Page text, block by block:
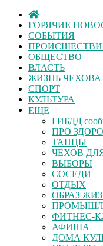
ГОРЯЧИЕ
СОБЫТИЯ
ОБЩЕСТВО
ВЛАСТЬ
ЖИЗНЬ ЧЕХОВА
СПОРТ
КУЛЬТУРА
ЕЩЕ
ГИБДД
ПРО
ТАНЦЫ
ЧЕХОВ
ВЫБОРЫ
СОСЕДИ
ОТДЫХ
ОБРАЗ
ФИТНЕС-
АФИША
ДОМА